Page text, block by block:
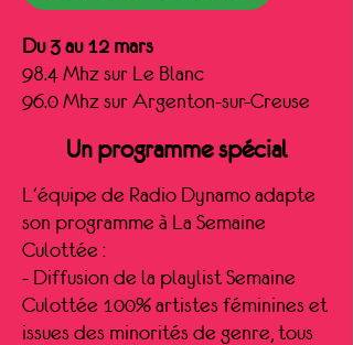
Du 3 au 12 mars
98.4 Mhz sur Le Blanc
96.0 Mhz sur Argenton-sur-Creuse
Un programme spécial
L'équipe de Radio Dynamo adapte
son programme à La Semaine
Culottée :
- Diffusion de la playlist Semaine
Culottée 100% artistes féminines et
issues des minorités de genre, tous